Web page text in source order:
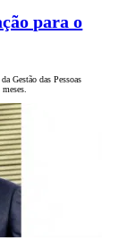
para o
Gestão das Pessoas